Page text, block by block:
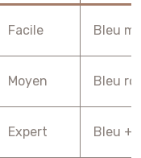
Facile Bleu
Moyen Bleu
Expert Bleu +